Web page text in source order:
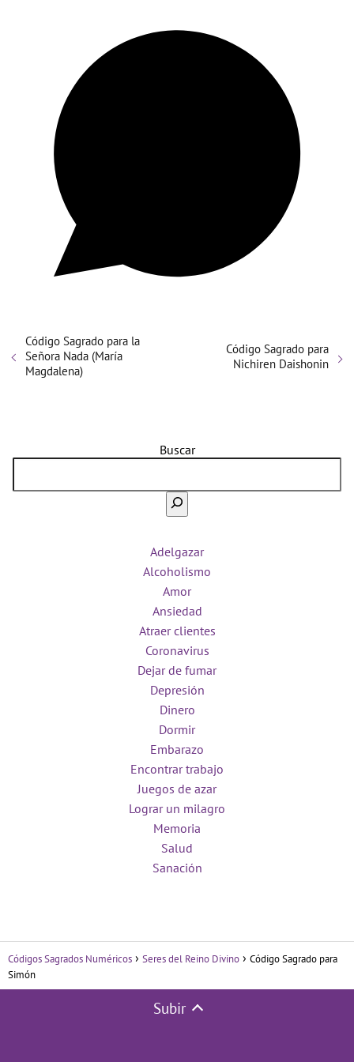
Código Sagrado para la
Señora Nada (María
Magdalena)
Código Sagrado para
Nichiren Daishonin
Buscar
Adelgazar
Alcoholismo
Amor
Ansiedad
Atraer clientes
Coronavirus
Dejar de fumar
Depresión
Dinero
Dormir
Embarazo
Encontrar trabajo
Juegos de azar
Lograr un milagro
Memoria
Salud
Sanación
Códigos Sagrados Numéricos Seres del Reino Divino
Código Sagrado para
Simón
Subir